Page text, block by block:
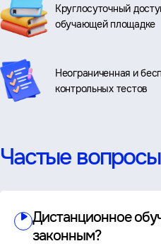
Круглосуточный
обучающей площадке
Неограниченная и
контрольных тестов
Частые
Дистанционное
законным?